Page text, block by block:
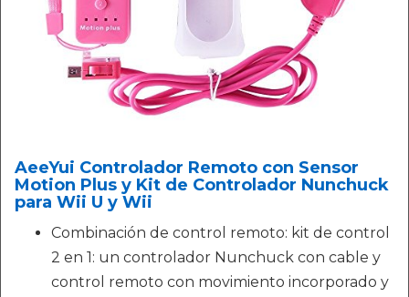
AeeYui Controlador Remoto con Sensor
Motion Plus y Kit de Controlador Nunchuck
para Wii U y Wii
Combinación de control remoto: kit de control
2 en 1: un controlador Nunchuck con cable y
control remoto con movimiento incorporado y